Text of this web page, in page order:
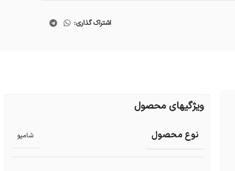
اشتراک گذاری:
ویژگیهای محصول
نوع محصول شامپو